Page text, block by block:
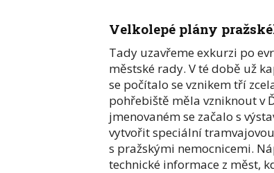
Velkolepé plány
Tady uzavřeme exkurzi po
městské rady. V té době už
se počítalo se vznikem tří
pohřebiště měla vzniknout v
jmenovaném se začalo s
vytvořit speciální
s pražskými nemocnicemi.
technické informace z měst,